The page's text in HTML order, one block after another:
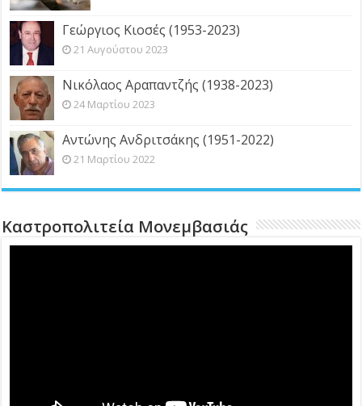
Γεώργιος Κιοσές (1953-2023)
21 Αυγούστου 2023
Νικόλαος Αραπαντζής (1938-2023)
24 Μαρτίου 2023
Αντώνης Ανδριτσάκης (1951-2022)
21 Μαρτίου 2022
Καστροπολιτεία Μονεμβασιάς